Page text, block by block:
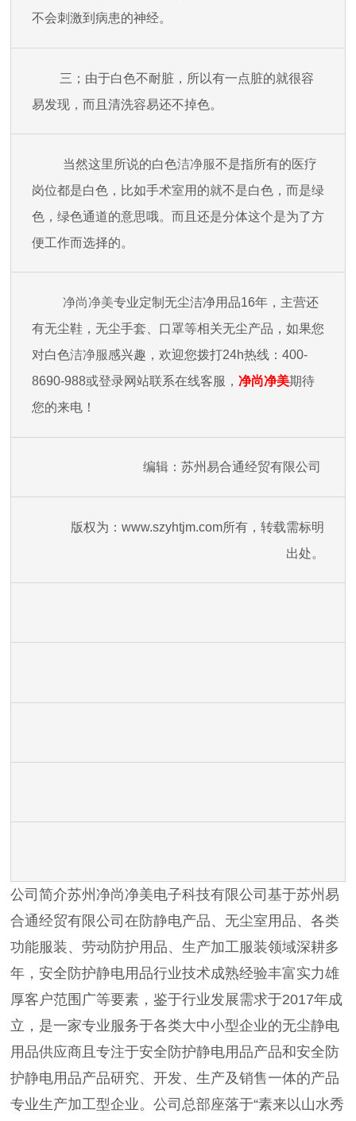
不会刺激到病患的神经。
三；由于白色不耐脏，所以有一点脏的就很容
易发现，而且清洗容易还不掉色。
当然这里所说的白色洁净服不是指所有的医疗
岗位都是白色，比如手术室用的就不是白色，而是绿
色，绿色通道的意思哦。而且还是分体这个是为了方
便工作而选择的。
净尚净美专业定制无尘洁净用品16年，主营还
有无尘鞋，无尘手套、口罩等相关无尘产品，如果您
对白色洁净服感兴趣，欢迎您拨打24h热线：400-
8690-988或登录网站联系在线客服， 净尚净美期待
您的来电！
编辑：苏州易合通经贸有限公司
版权为：www.szyhtjm.com所有，转载需标明
出处。
公司简介苏州净尚净美电子科技有限公司基于苏州易
合通经贸有限公司在防静电产品、无尘室用品、各类
功能服装、劳动防护用品、生产加工服装领域深耕多
年，安全防护静电用品行业技术成熟经验丰富实力雄
厚客户范围广等要素，鉴于行业发展需求于2017年成
立，是一家专业服务于各类大中小型企业的无尘静电
用品供应商且专注于安全防护静电用品产品和安全防
护静电用品产品研究、开发、生产及销售一体的产品
专业生产加工型企业。公司总部座落于“素来以山水秀